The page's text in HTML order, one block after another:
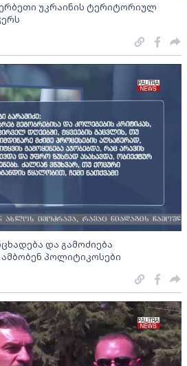
უკრაინის ტერიტორიულ
და გამოძიება
პოლიტიკოსები